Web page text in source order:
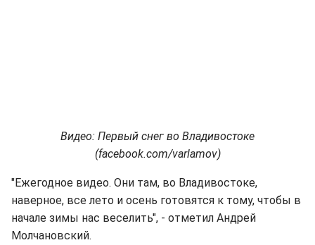
Видео: Первый снег во Владивостоке
(facebook.com/varlamov)
"Ежегодное видео. Они там, во Владивостоке,
наверное, все лето и осень готовятся к тому, чтобы в
начале зимы нас веселить", - отметил Андрей
Молчановский.